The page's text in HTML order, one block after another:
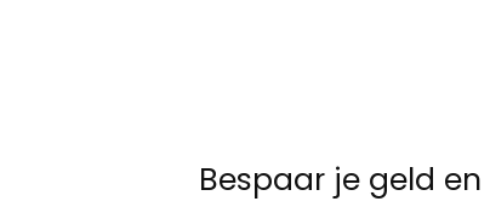
Bespaar je geld